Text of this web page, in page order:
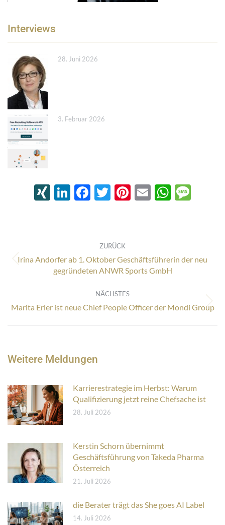
Interviews
28. Juni 2026
3. Februar 2026
XINGLinkedIn
Facebook
Twitter
Pinterest
Email
ZURÜCK
Vorheriger
Beitrag:
Irina Andorfer ab 1. Oktober Geschäftsführerin der neu
gegründeten ANWR Sports GmbH
NÄCHSTES
Nächster
Marita Erler ist neue Chief People Officer der Mondi Group
Weitere Meldungen
Karrierestrategie im Herbst: Warum
Qualifizierung jetzt reine Chefsache ist
28. Juli 2026
Kerstin Schorn übernimmt
Geschäftsführung von Takeda Pharma
Österreich
21. Juli 2026
die Berater trägt das She goes AI Label
14. Juli 2026